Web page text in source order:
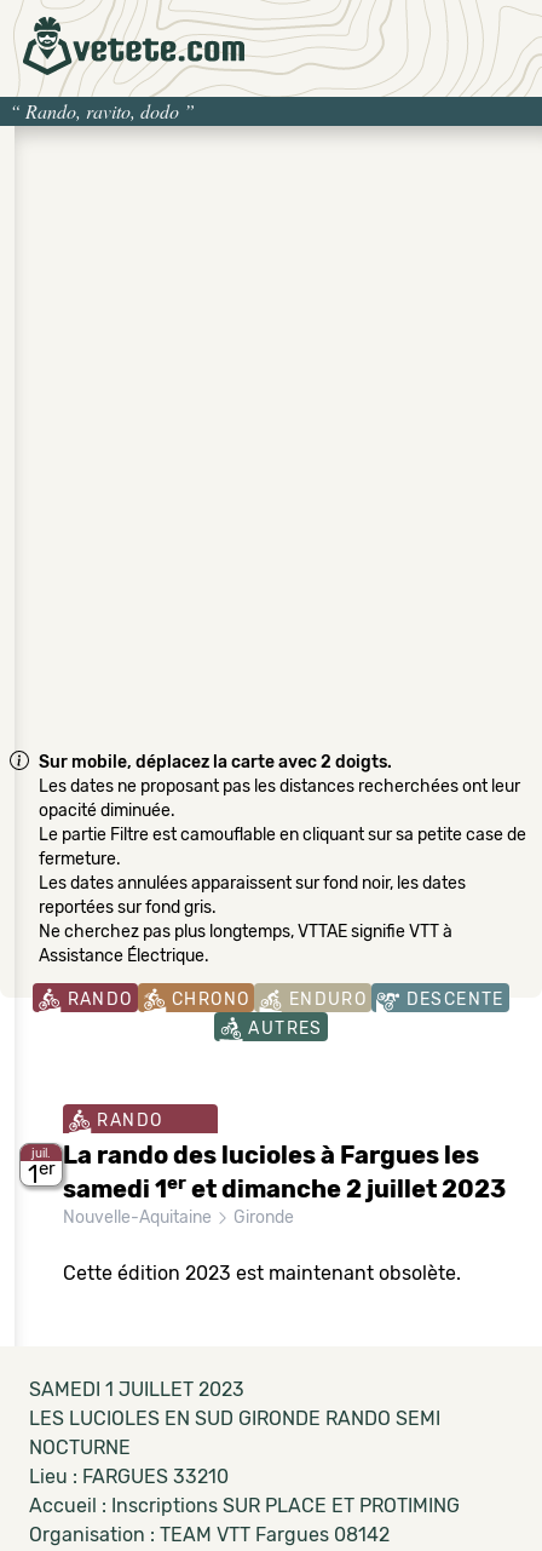
“ Rando, ravito, dodo ”
Sur mobile, déplacez la carte avec 2 doigts.
Les dates ne proposant pas les distances recherchées ont leur
opacité diminuée.
Le partie Filtre est camouflable en cliquant sur sa petite case de
fermeture.
Les dates annulées apparaissent sur fond noir, les dates
reportées sur fond gris.
Ne cherchez pas plus longtemps, VTTAE signifie VTT à
Assistance Électrique.
RANDO CHRONO ENDURO
DESCENTE
AUTRES
juil.
1er
RANDO
La rando des lucioles à Fargues les
samedi 1er et dimanche 2 juillet 2023
Nouvelle-Aquitaine Gironde
Cette édition 2023 est maintenant obsolète.
SAMEDI 1 JUILLET 2023
LES LUCIOLES EN SUD GIRONDE RANDO SEMI
NOCTURNE
Lieu : FARGUES 33210
Accueil : Inscriptions SUR PLACE ET PROTIMING
Organisation : TEAM VTT Fargues 08142